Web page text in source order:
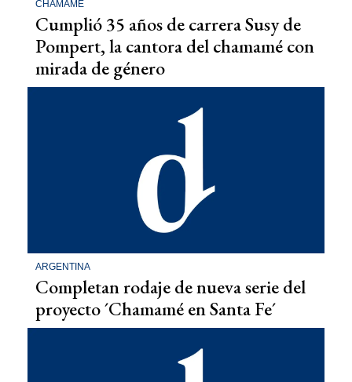
CHAMAMÉ
Cumplió 35 años de carrera Susy de
Pompert, la cantora del chamamé con
mirada de género
ARGENTINA
Completan rodaje de nueva serie del
proyecto ´Chamamé en Santa Fe´